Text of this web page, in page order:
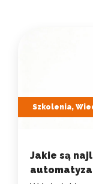
Szkolenia,
Jakie są